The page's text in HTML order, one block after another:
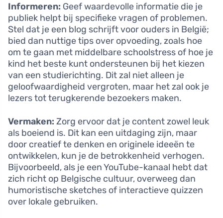
Informeren: Geef waardevolle informatie die je
publiek helpt bij specifieke vragen of problemen.
Stel dat je een blog schrijft voor ouders in België;
bied dan nuttige tips over opvoeding, zoals hoe
om te gaan met middelbare schoolstress of hoe je
kind het beste kunt ondersteunen bij het kiezen
van een studierichting. Dit zal niet alleen je
geloofwaardigheid vergroten, maar het zal ook je
lezers tot terugkerende bezoekers maken.
Vermaken: Zorg ervoor dat je content zowel leuk
als boeiend is. Dit kan een uitdaging zijn, maar
door creatief te denken en originele ideeën te
ontwikkelen, kun je de betrokkenheid verhogen.
Bijvoorbeeld, als je een YouTube-kanaal hebt dat
zich richt op Belgische cultuur, overweeg dan
humoristische sketches of interactieve quizzen
over lokale gebruiken.